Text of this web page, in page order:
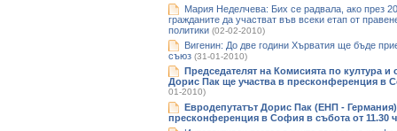
Мария Неделчева: Бих се радвала, ако през
гражданите да участват във всеки етап от
политики (02-02-2010)
Вигенин: До две години Хърватия ще бъде
съюз (31-01-2010)
Председателят на Комисията по култура и
Дорис Пак ще участва в пресконференция в
01-2010)
Евродепутатът Дорис Пак (ЕНП -
пресконференция в София в събота от 11.30